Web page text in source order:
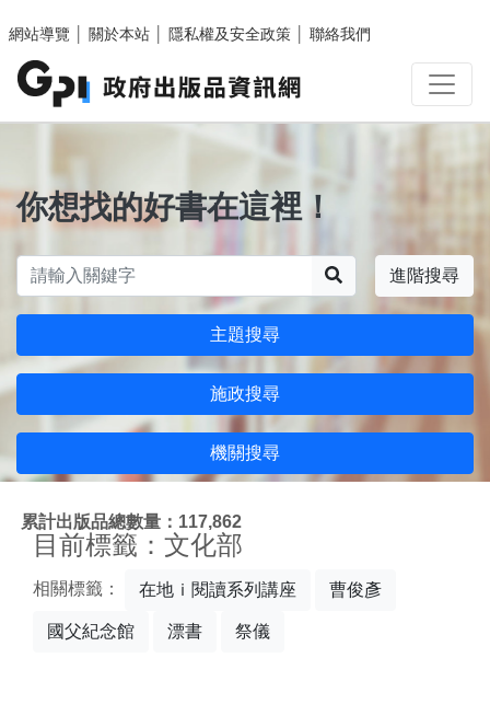
網站導覽
關於本站 隱私權及安全政策 聯絡我們
你想找的好書在這裡！
進階搜尋
主題搜尋
施政搜尋
機關搜尋
累計出版品總數量：117,862
目前標籤：文化部
相關標籤： 在地ｉ閱讀系列講座 曹俊彥
國父紀念館 漂書 祭儀